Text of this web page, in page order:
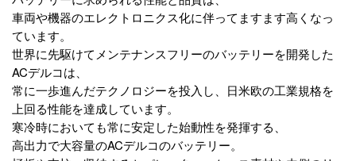
車両や機器のエレクトロニクス化に伴ってますます高くなっ
ています。
世界に先駆けてメンテナンスフリーのバッテリーを開発した
ACデルコは、
常に一歩進んだテクノロジーを投入し、日米欧の工業規格を
上回る性能を達成しています。
寒冷時においても常に安定した始動性を発揮する、
高出力で大容量のACデルコのバッテリー。